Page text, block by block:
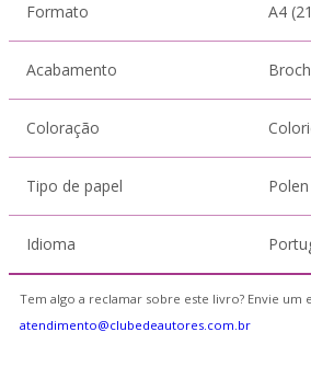
Formato A4
Acabamento
Coloração
Tipo de papel Polen
Idioma
Tem algo a reclamar sobre este livro? Envie um
atendimento@clubedeautores.com.br